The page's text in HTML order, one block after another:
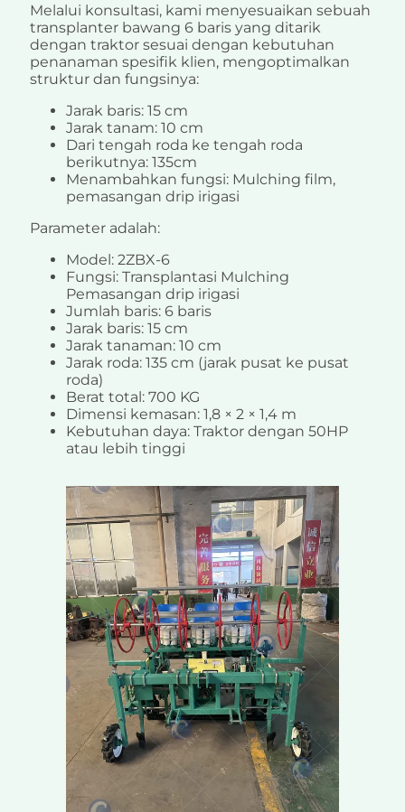
Melalui konsultasi, kami menyesuaikan sebuah
transplanter bawang 6 baris yang ditarik
dengan traktor sesuai dengan kebutuhan
penanaman spesifik klien, mengoptimalkan
struktur dan fungsinya:
Jarak baris: 15 cm
Jarak tanam: 10 cm
Dari tengah roda ke tengah roda
berikutnya: 135cm
Menambahkan fungsi: Mulching film,
pemasangan drip irigasi
Parameter adalah:
Model: 2ZBX-6
Fungsi: Transplantasi Mulching
Pemasangan drip irigasi
Jumlah baris: 6 baris
Jarak baris: 15 cm
Jarak tanaman: 10 cm
Jarak roda: 135 cm (jarak pusat ke pusat
roda)
Berat total: 700 KG
Dimensi kemasan: 1,8 × 2 × 1,4 m
Kebutuhan daya: Traktor dengan 50HP
atau lebih tinggi